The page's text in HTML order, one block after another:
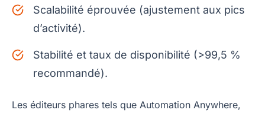
Scalabilité éprouvée (ajustement aux pics
d’activité).
Stabilité et taux de disponibilité (>99,5 %
recommandé).
Les éditeurs phares tels que Automation Anywhere,